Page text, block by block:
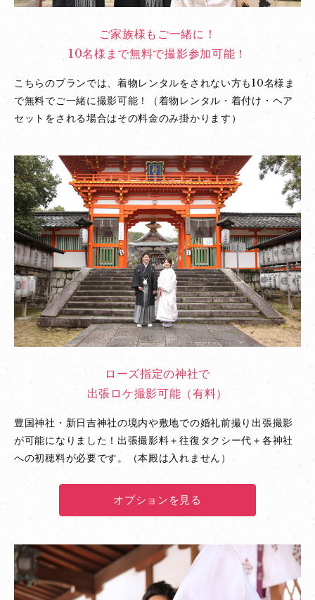
ご家族様もご一緒に！
10名様まで無料で撮影参加可能！
こちらのプランでは、着物レンタルをされない方も10名様ま
で無料でご一緒に撮影可能！（着物レンタル・着付け・ヘア
セットをされる場合はその料金のみ掛かります）
ローズ指定の神社で
出張ロケ撮影可能（有料）
豊国神社・新日吉神社の境内や敷地での婚礼前撮り出張撮影
が可能になりました！出張撮影料＋往復タクシー代＋各神社
への初穂料が必要です。（本殿は入れません）
オプションを見る